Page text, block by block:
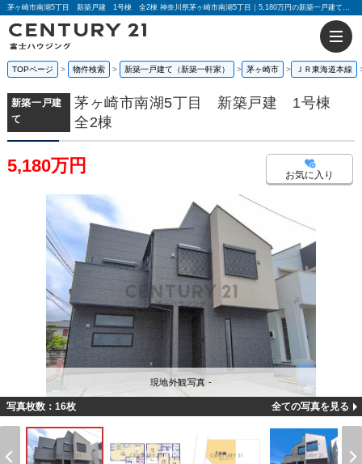
茅ヶ崎市南湖5丁目 新築戸建 1号棟 全2棟 神奈川県茅ヶ崎市南湖5丁目｜5,180万円の新築一戸建て｜センチュリー21富士ハウジング
TOPページ 物件検索 新築一戸建て（新築一軒家） 茅ヶ崎市 ＪＲ東海道本線
新築一戸建
て
茅ヶ崎市南湖5丁目 新築戸建 1号棟
全2棟
5,180万円 お気に入り
現地外観写真 -
写真枚数：16枚 全ての写真を見る